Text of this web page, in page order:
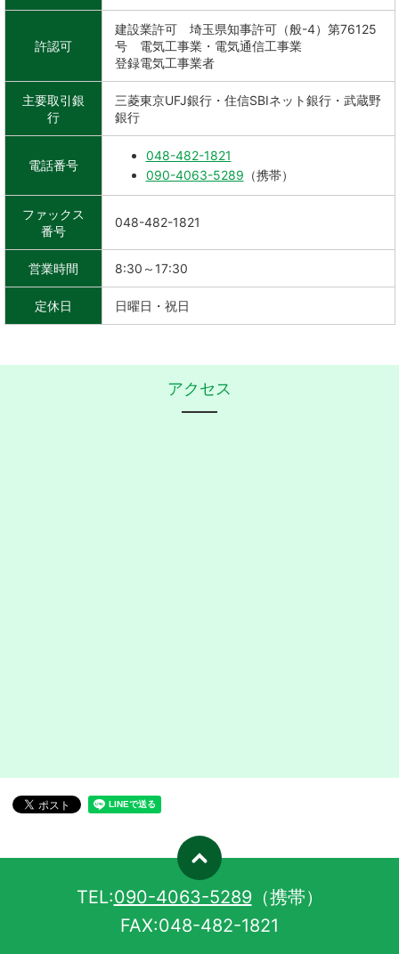
許認可
建設業許可 埼玉県知事許可（般-4）第76125
号 電気工事業・電気通信工事業
登録電気工事業者
主要取引銀
行
三菱東京UFJ銀行・住信SBIネット銀行・武蔵野
銀行
電話番号
048-482-1821
090-4063-5289 （携帯）
ファックス
番号
048-482-1821
営業時間 8:30～17:30
定休日 日曜日・祝日
アクセス
TEL:090-4063-5289（携帯）
FAX:048-482-1821